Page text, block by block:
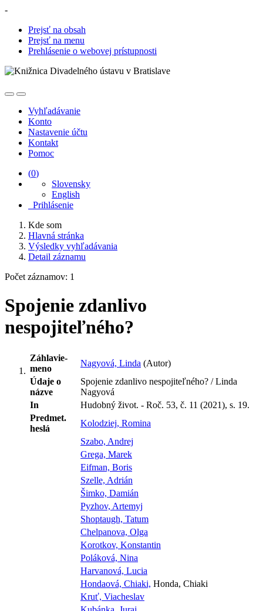
-
Prejsť na obsah
Prejsť na menu
Prehlásenie o webovej prístupnosti
Vyhľadávanie
Konto
Nastavenie účtu
Kontakt
Pomoc
(0)
Slovensky
English
Prihlásenie
Kde som
Hlavná stránka
Výsledky vyhľadávania
Detail záznamu
Počet záznamov: 1
Spojenie zdanlivo
nespojiteľného?
Záhlavie-
meno
Nagyová, Linda (Autor)
Údaje o
názve
Spojenie zdanlivo nespojiteľného? / Linda
Nagyová
In
Hudobný život. - Roč. 53, č. 11 (2021), s. 19.
Predmet.
heslá
Kolodziej, Romina
Szabo, Andrej
Grega, Marek
Eifman, Boris
Szelle, Adrián
Šimko, Damián
Pyzhov, Artemyj
Shoptaugh, Tatum
Chelpanova, Olga
Korotkov, Konstantin
Poláková, Nina
Harvanová, Lucia
Hondaová, Chiaki, Honda, Chiaki
Kruť, Viacheslav